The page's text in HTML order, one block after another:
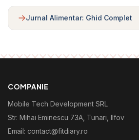
Jurnal Alimentar: Ghid Complet
COMPANIE
Mobile Tech Development SRL
Str. Mihai Eminescu 73A, Tunari, Ilfov
Email: contact@fitdiary.ro